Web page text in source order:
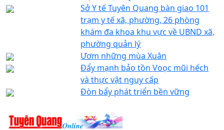
Sở Y tế Tuyên Quang bàn giao 101
trạm y tế xã, phường, 26 phòng
khám đa khoa khu vực về UBND xã,
phường quản lý
Ươm những mùa Xuân
Đẩy mạnh bảo tồn Voọc mũi hếch
và thực vật nguy cấp
Đòn bẩy phát triển bền vững